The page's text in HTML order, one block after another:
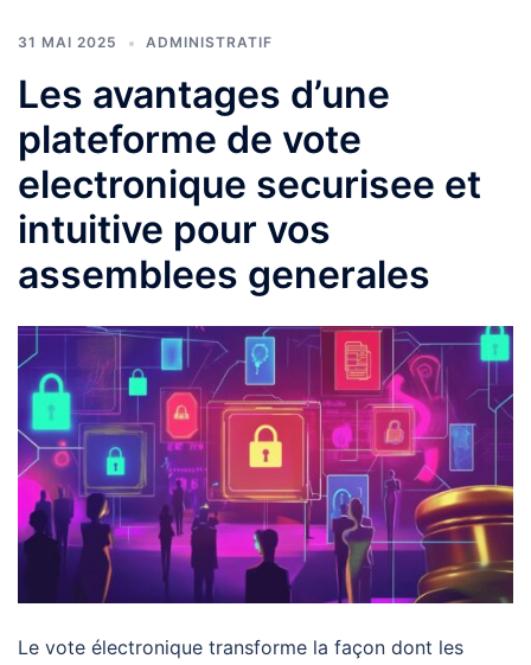
31 MAI 2025 ADMINISTRATIF
Les avantages d’une
plateforme de vote
electronique securisee et
intuitive pour vos
assemblees generales
Le vote électronique transforme la façon dont les